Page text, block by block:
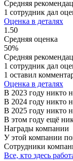
Средняя
1 сотрудник дал
Оценка в деталях
1.50
Средняя оценка
50%
Средняя
1 сотрудник дал
1 оставил
Оценка в деталях
В 2023 году никто
В 2024 году никто
В 2025 году никто
В этом году ещё
Награды компании
У этой компании
Сотрудники
Все, кто здесь